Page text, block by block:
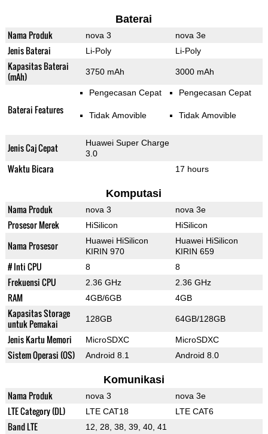
Baterai
Nama Produk nova 3 nova 3e
Jenis Baterai Li-Poly Li-Poly
Kapasitas Baterai
(mAh)
3750 mAh 3000 mAh
Baterai Features
Pengecasan Cepat
Tidak Amovible
Pengecasan Cepat
Tidak Amovible
Jenis Caj Cepat
Huawei Super Charge
3.0
Waktu Bicara 17 hours
Komputasi
Nama Produk nova 3 nova 3e
Prosesor Merek HiSilicon HiSilicon
Nama Prosesor
Huawei HiSilicon
KIRIN 970
Huawei HiSilicon
KIRIN 659
# Inti CPU 8 8
Frekuensi CPU 2.36 GHz 2.36 GHz
RAM 4GB/6GB 4GB
Kapasitas Storage
untuk Pemakai
128GB 64GB/128GB
Jenis Kartu Memori MicroSDXC MicroSDXC
Sistem Operasi (OS) Android 8.1 Android 8.0
Komunikasi
Nama Produk nova 3 nova 3e
LTE Category (DL) LTE CAT18 LTE CAT6
Band LTE 12, 28, 38, 39, 40, 41